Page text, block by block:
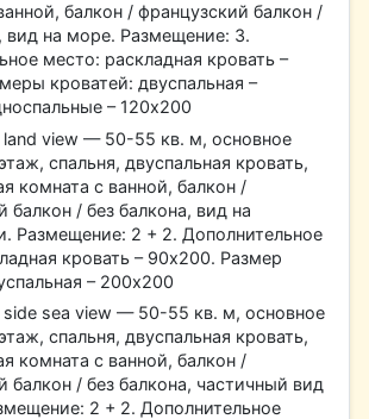
балкон / французский балкон /
вид на море. Размещение: 3.
место: раскладная кровать –
кроватей: двуспальная –
– 120х200
land view — 50-55 кв. м, основное
спальня, двуспальная кровать,
комната с ванной, балкон /
балкон / без балкона, вид на
Размещение: 2 + 2. Дополнительное
кровать – 90х200. Размер
– 200х200
side sea view — 50-55 кв. м, основное
спальня, двуспальная кровать,
комната с ванной, балкон /
балкон / без балкона, частичный вид
2 + 2. Дополнительное